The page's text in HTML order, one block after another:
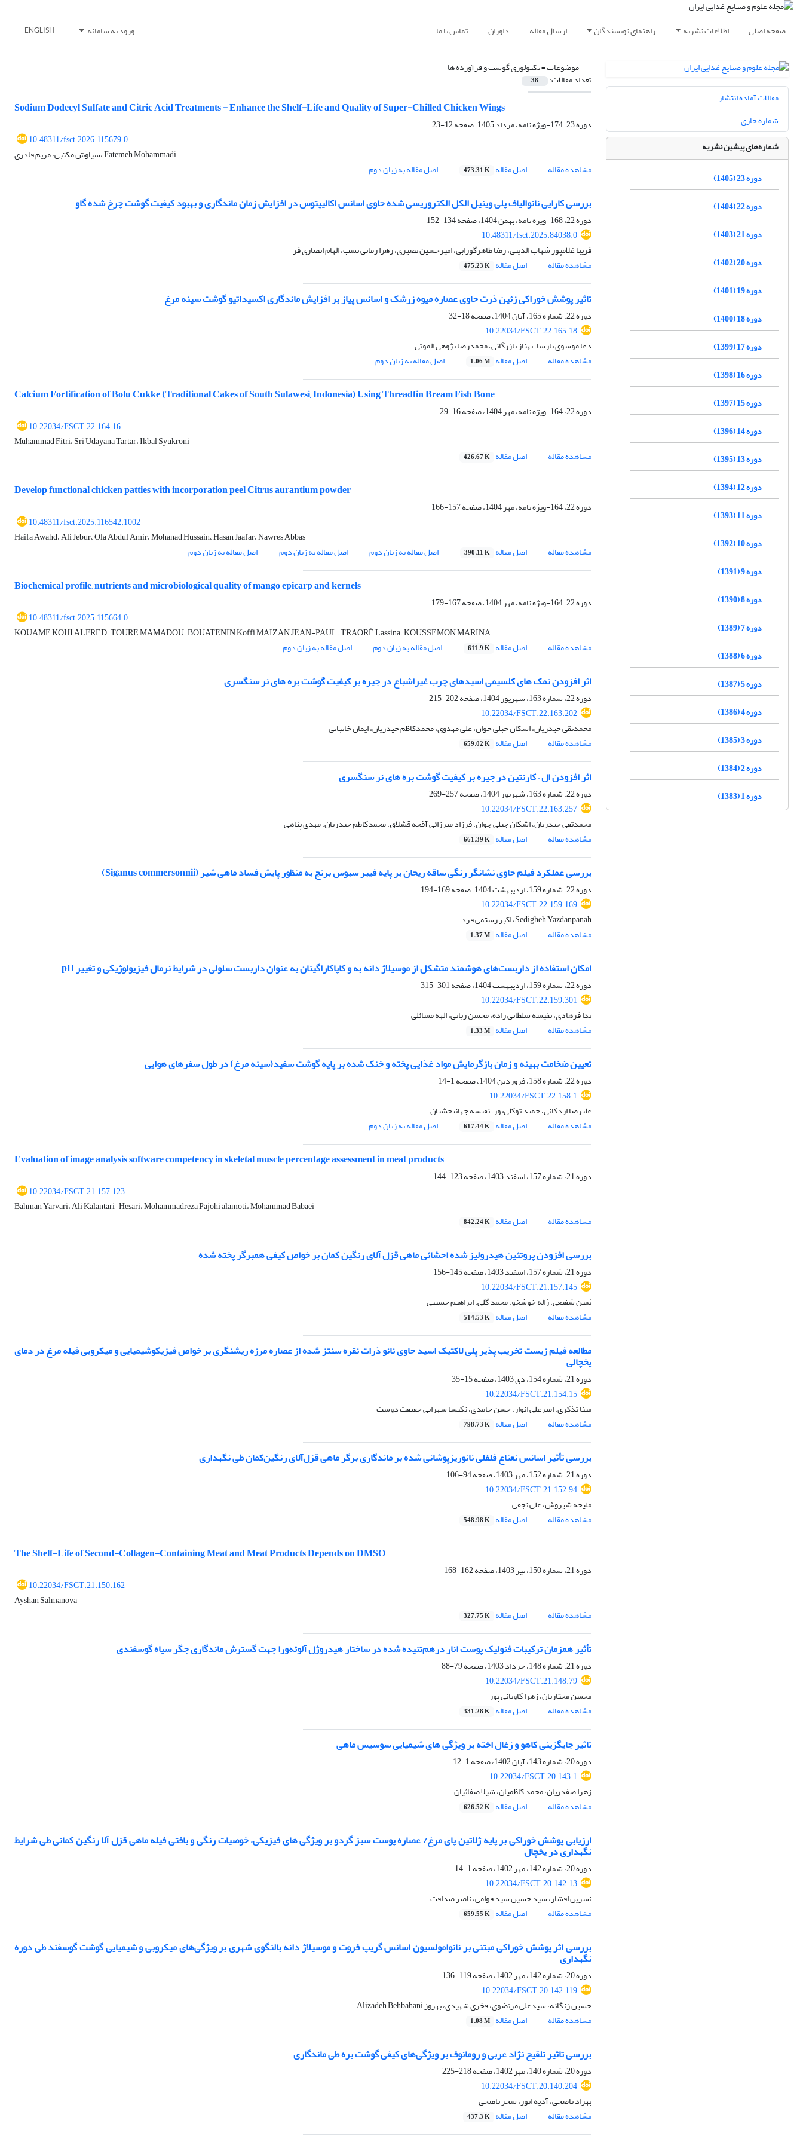
صفحه اصلی اطلاعات نشریه راهنمای نویسندگان ارسال مقاله داوران تماس با ما ورود به سامانه ENGLISH
موضوعات =تکنولوژی گوشت و فرآورده ها
تعداد مقالات: 38
Sodium Dodecyl Sulfate and Citric Acid Treatments - Enhance the Shelf-Life and Quality of Super-Chilled Chicken Wings
دوره 23، 174-ویژه نامه، مرداد 1405، صفحه
12-23
10.48311/fsct.2026.115679.0
سیاوش مکتبی، مریم قادری، Fatemeh Mohammadi
مشاهده مقاله
اصل مقاله 473.31 K اصل مقاله به زبان دوم
بررسی کارایی نانوالیاف پلی وینیل الکل الکتروریسی شده حاوی اسانس اکالیپتوس در افزایش زمان ماندگاری و بهبود کیفیت گوشت چرخ شده گاو
دوره 22، 168-ویژه نامه، بهمن 1404، صفحه
134-152
10.48311/fsct.2025.84038.0
فریبا غلامپور شهاب الدینی، رضا طاهرگورابی، امیرحسین نصیری، زهرا زمانی نسب، الهام انصاری فر
مشاهده مقاله
اصل مقاله 475.23 K
تاثیر پوشش خوراکی زئین ذرت حاوی عصاره میوه زرشک و اسانس پیاز بر افزایش ماندگاری اکسیداتیو گوشت سینه مرغ
دوره 22، شماره 165، آبان 1404، صفحه
18-32
10.22034/FSCT.22.165.18
دعا موسوی پارسا، بهناز بازرگانی، محمدرضا پژوهی الموتی
مشاهده مقاله
اصل مقاله 1.06 M اصل مقاله به زبان دوم
Calcium Fortification of Bolu Cukke (Traditional Cakes of South Sulawesi, Indonesia) Using Threadfin Bream Fish Bone
دوره 22، 164-ویژه نامه، مهر 1404، صفحه
16-29
10.22034/FSCT.22.164.16
Muhammad Fitri، Sri Udayana Tartar، Ikbal Syukroni
مشاهده مقاله
اصل مقاله 426.67 K
Develop functional chicken patties with incorporation peel Citrus aurantium powder
دوره 22، 164-ویژه نامه، مهر 1404، صفحه
157-166
10.48311/fsct.2025.116542.1002
Haifa Awahd، Ali Jebur، Ola Abdul Amir، Mohanad Hussain، Hasan Jaafar، Nawres Abbas
مشاهده مقاله
اصل مقاله 390.11 K اصل مقاله به زبان دوم اصل مقاله به زبان دوم اصل مقاله به زبان دوم
Biochemical profile, nutrients and microbiological quality of mango epicarp and kernels
دوره 22، 164-ویژه نامه، مهر 1404، صفحه
167-179
10.48311/fsct.2025.115664.0
KOUAME KOHI ALFRED، TOURE MAMADOU، BOUATENIN Koffi MAIZAN JEAN-PAUL، TRAORÉ Lassina، KOUSSEMON MARINA
مشاهده مقاله
اصل مقاله 611.9 K اصل مقاله به زبان دوم اصل مقاله به زبان دوم
اثر افزودن نمک های کلسیمی اسیدهای چرب غیراشباع در جیره بر کیفیت گوشت بره های نر سنگسری
دوره 22، شماره 163، شهریور 1404، صفحه
202-215
10.22034/FSCT.22.163.202
محمدتقی حیدریان، اشکان جبلی جوان، علی مهدوی، محمدکاظم حیدریان، ایمان خانبانی
مشاهده مقاله
اصل مقاله 659.02 K
اثر افزودن ال – کارنتین در جیره بر کیفیت گوشت بره های نر سنگسری
دوره 22، شماره 163، شهریور 1404، صفحه
257-269
10.22034/FSCT.22.163.257
محمدتقی حیدریان، اشکان جبلی جوان، فرزاد میرزائی آقجه قشلاق، محمدکاظم حیدریان، مهدی پناهی
مشاهده مقاله
اصل مقاله 661.39 K
بررسی عملکرد فیلم حاوی نشانگر رنگی ساقه ریحان بر پایه فیبر سبوس برنج به منظور پایش فساد ماهی شیر (Siganus commersonnii)
دوره 22، شماره 159، اردیبهشت 1404، صفحه
169-194
10.22034/FSCT.22.159.169
Sedigheh Yazdanpanah، اکبر رستمی فرد
مشاهده مقاله
اصل مقاله 1.37 M
امکان استفاده از داربست‌های هوشمند متشکل از موسیلاژ دانه به و کاپاکاراگینان به عنوان داربست سلولی در ‌شرایط نرمال فیزیولوژیکی و تغییر ‌pH‌ ‌
دوره 22، شماره 159، اردیبهشت 1404، صفحه
301-315
10.22034/FSCT.22.159.301
ندا فرهادی، نفیسه سلطانی زاده، محسن ربانی، الهه مسائلی
مشاهده مقاله
اصل مقاله 1.33 M
تعیین ضخامت بهینه و زمان بازگرمایش مواد غذایی پخته و خنک شده بر پایه گوشت سفید(سینه مرغ) در طول سفرهای هوایی
دوره 22، شماره 158، فروردین 1404، صفحه
1-14
10.22034/FSCT.22.158.1
علیرضا اردکانی، حمید توکلی‌پور، نفیسه جهانبخشیان
مشاهده مقاله
اصل مقاله 617.44 K اصل مقاله به زبان دوم
Evaluation of image analysis software competency in skeletal muscle percentage assessment in meat products
دوره 21، شماره 157، اسفند 1403، صفحه
123-144
10.22034/FSCT.21.157.123
Bahman Yarvari، Ali Kalantari-Hesari، Mohammadreza Pajohi alamoti، Mohammad Babaei
مشاهده مقاله
اصل مقاله 842.24 K
بررسی افزودن پروتئین هیدرولیز شده احشائی ماهی قزل آلای رنگین کمان بر خواص کیفی همبرگر پخته شده
دوره 21، شماره 157، اسفند 1403، صفحه
145-156
10.22034/FSCT.21.157.145
ثمین شفیعی، ژاله خوشخو، محمد گلی، ابراهیم حسینی
مشاهده مقاله
اصل مقاله 514.53 K
مطالعه فیلم زیست تخریب پذیر پلی لاکتیک اسید حاوی نانو ذرات نقره سنتز شده از عصاره مرزه ریشنگری بر خواص فیزیکوشیمیایی و میکروبی فیله مرغ در دمای
یخچالی
دوره 21، شماره 154، دی 1403، صفحه
15-35
10.22034/FSCT.21.154.15
مینا تذکری، امیرعلی انوار، حسن حامدی، نکیسا سهرابی حقیقت دوست
مشاهده مقاله
اصل مقاله 798.73 K
بررسی تأثیر اسانس نعناع فلفلی نانوریزپوشانی شده بر ماندگاری برگر ماهی قزل‌آلای رنگین‌کمان طی نگهداری
دوره 21، شماره 152، مهر 1403، صفحه
94-106
10.22034/FSCT.21.152.94
ملیحه شیروش، علی نجفی
مشاهده مقاله
اصل مقاله 548.98 K
The Shelf-Life of Second-Collagen-Containing Meat and Meat Products Depends on DMSO
دوره 21، شماره 150، تیر 1403، صفحه
162-168
10.22034/FSCT.21.150.162
Ayshan Salmanova
مشاهده مقاله
اصل مقاله 327.75 K
تأثیر همزمان ترکیبات فنولیک پوست انار در‌هم‌تنیده شده در ساختار هیدروژل آلوئه‌ورا جهت گسترش ماندگاری جگر سیاه گوسفندی
دوره 21، شماره 148، خرداد 1403، صفحه
79-88
10.22034/FSCT.21.148.79
محسن مختاریان، زهرا کاویانی پور
مشاهده مقاله
اصل مقاله 331.28 K
تاثیر جایگزینی کاهو و زغال اخته بر ویژگی های شیمیایی سوسیس ماهی
دوره 20، شماره 143، آبان 1402، صفحه
1-12
10.22034/FSCT.20.143.1
زهرا صفدریان، محمد کاظمیان، شیلا صفائیان
مشاهده مقاله
اصل مقاله 626.52 K
ارزیابی پوشش خوراکی بر پایه ژلاتین پای مرغ/ عصاره پوست سبز گردو بر ویژگی های فیزیکی، خوصیات رنگی و بافتی فیله ماهی قزل آلا رنگین کمانی طی شرایط
نگهداری در یخچال
دوره 20، شماره 142، مهر 1402، صفحه
1-14
10.22034/FSCT.20.142.13
نسرین افشار، سید حسین سید قوامی، ناصر صداقت
مشاهده مقاله
اصل مقاله 659.55 K
بررسی اثر پوشش خوراکی مبتنی بر نانوامولسیون اسانس گریپ فروت و موسیلاژ دانه بالنگوی شهری بر ویژگی‌های میکروبی و شیمیایی گوشت گوسفند طی دوره
نگهداری
دوره 20، شماره 142، مهر 1402، صفحه
119-136
10.22034/FSCT.20.142.119
حسین زنگانه، سیدعلی مرتضوی، فخری شهیدی، بهروز Alizadeh Behbahani
مشاهده مقاله
اصل مقاله 1.08 M
بررسی تاثیر تلقیح نژاد عربی و رومانوف بر ویژگی‌های کیفی گوشت بره طی ماندگاری
دوره 20، شماره 140، مهر 1402، صفحه
218-225
10.22034/FSCT.20.140.204
بهزاد ناصحی، آدیه انور، سحر ناصحی
مشاهده مقاله
اصل مقاله 437.3 K
مقالات آماده انتشار
شماره جاری
شماره‌های پیشین نشریه
دوره 23 (1405)
دوره 22 (1404)
دوره 21 (1403)
دوره 20 (1402)
دوره 19 (1401)
دوره 18 (1400)
دوره 17 (1399)
دوره 16 (1398)
دوره 15 (1397)
دوره 14 (1396)
دوره 13 (1395)
دوره 12 (1394)
دوره 11 (1393)
دوره 10 (1392)
دوره 9 (1391)
دوره 8 (1390)
دوره 7 (1389)
دوره 6 (1388)
دوره 5 (1387)
دوره 4 (1386)
دوره 3 (1385)
دوره 2 (1384)
دوره 1 (1383)